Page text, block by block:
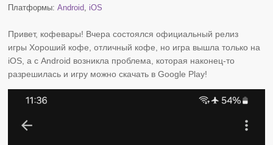
Платформы:Android, iOS
Привет, кофевары! Вчера состоялся официальный релиз
игры Хороший кофе, отличный кофе, но игра вышла только на
iOS, а с Android возникла проблема, которая наконец-то
разрешилась и игру можно скачать в Google Play!